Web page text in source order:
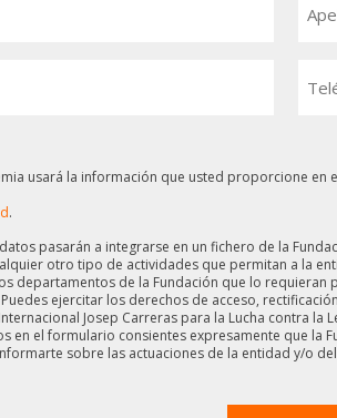
usará la información que usted proporcione
.
pasarán a integrarse en un fichero de la
otro tipo de actividades que permitan a la
de la Fundación que lo requieran
ejercitar los derechos de acceso,
Josep Carreras para la Lucha contra la
en el formulario consientes expresamente que
sobre las actuaciones de la entidad y/o